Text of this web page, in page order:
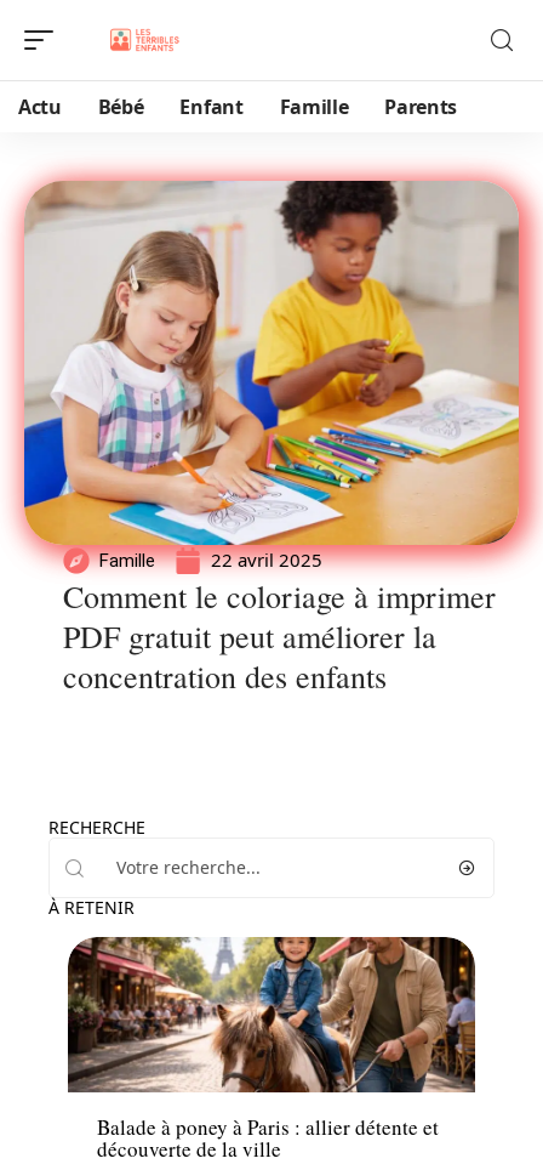
Actu Bébé Enfant Famille Parents
Famille 22 avril 2025
Comment le coloriage à imprimer
PDF gratuit peut améliorer la
concentration des enfants
RECHERCHE
À RETENIR
Famille
Balade à poney à Paris : allier détente et
découverte de la ville